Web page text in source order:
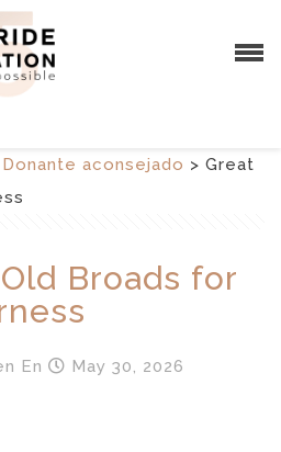
Donante aconsejado > Great
Broads for
En May 30, 2026